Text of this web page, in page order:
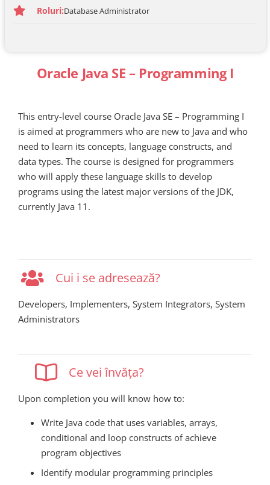
Oracle Java SE – Programming I
This entry-level course Oracle Java SE – Programming I
is aimed at programmers who are new to Java and who
need to learn its concepts, language constructs, and
data types. The course is designed for programmers
who will apply these language skills to develop
programs using the latest major versions of the JDK,
currently Java 11.
Cui i se adresează?
Developers, Implementers, System Integrators, System
Administrators
Ce vei învăța?
Upon completion you will know how to:
Write Java code that uses variables, arrays,
conditional and loop constructs of achieve
program objectives
Identify modular programming principles
Roluri:Database Administrator